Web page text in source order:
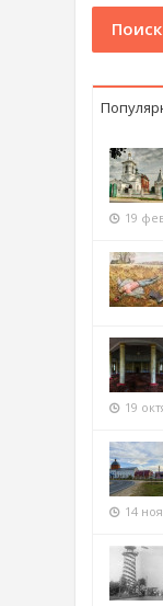
Поиск
19
19
14